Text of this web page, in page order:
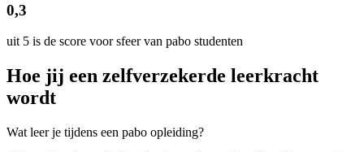
0,3
uit 5 is de score voor sfeer van pabo studenten
Hoe jij een zelfverzekerde leerkracht
wordt
Wat leer je tijdens een pabo opleiding?